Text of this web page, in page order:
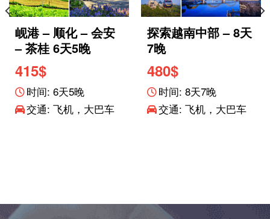
岘港 – 顺化 – 会安
– 茶桂 6天5晚
415$
时间: 6天5晚
交通: 飞机，大巴车
探索越南中部 – 8天
7晚
480$
时间: 8天7晚
交通: 飞机，大巴车